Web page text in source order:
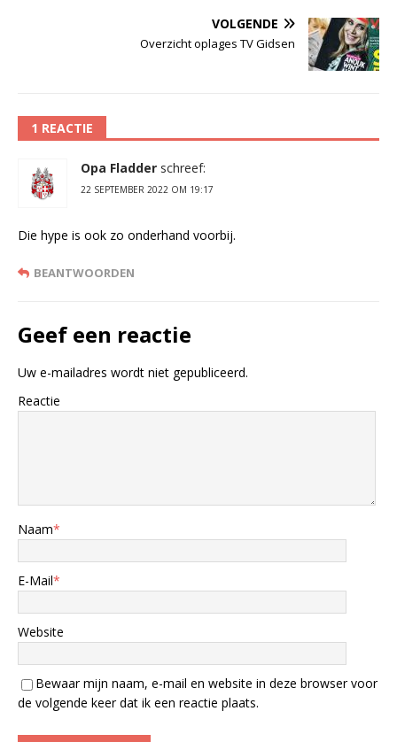
VOLGENDE
Overzicht oplages TV Gidsen
1 REACTIE
Opa Fladder schreef:
22 SEPTEMBER 2022 OM 19:17
Die hype is ook zo onderhand voorbij.
BEANTWOORDEN
Geef een reactie
Uw e-mailadres wordt niet gepubliceerd.
Reactie
Naam*
E-Mail*
Website
Bewaar mijn naam, e-mail en website in deze browser voor
de volgende keer dat ik een reactie plaats.